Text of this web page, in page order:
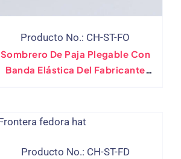
Producto No.: CH-ST-FO
Sombrero De Paja Plegable Con
Banda Elástica Del Fabricante
Producto No.: CH-ST-FD